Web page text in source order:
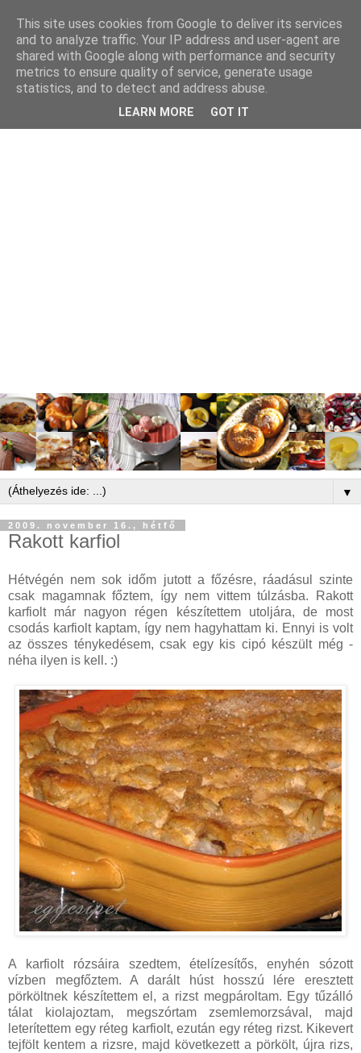
▼
2009. november 16., hétfő
Rakott karfiol
Hétvégén nem sok időm jutott a főzésre, ráadásul szinte
csak magamnak főztem, így nem vittem túlzásba. Rakott
karfiolt már nagyon régen készítettem utoljára, de most
csodás karfiolt kaptam, így nem hagyhattam ki. Ennyi is volt
az összes ténykedésem, csak egy kis cipó készült még -
néha ilyen is kell. :)
A karfiolt rózsáira szedtem, ételízesítős, enyhén sózott
vízben megfőztem. A darált húst hosszú lére eresztett
pörköltnek készítettem el, a rizst megpároltam. Egy tűzálló
tálat kiolajoztam, megszórtam zsemlemorzsával, majd
leterítettem egy réteg karfiolt, ezután egy réteg rizst. Kikevert
tejfölt kentem a rizsre, majd következett a pörkölt, újra rizs,
This site uses cookies from Google to deliver its services
and to analyze traffic. Your IP address and user-agent are
shared with Google along with performance and security
metrics to ensure quality of service, generate usage
statistics, and to detect and address abuse.
LEARN MORE GOT IT